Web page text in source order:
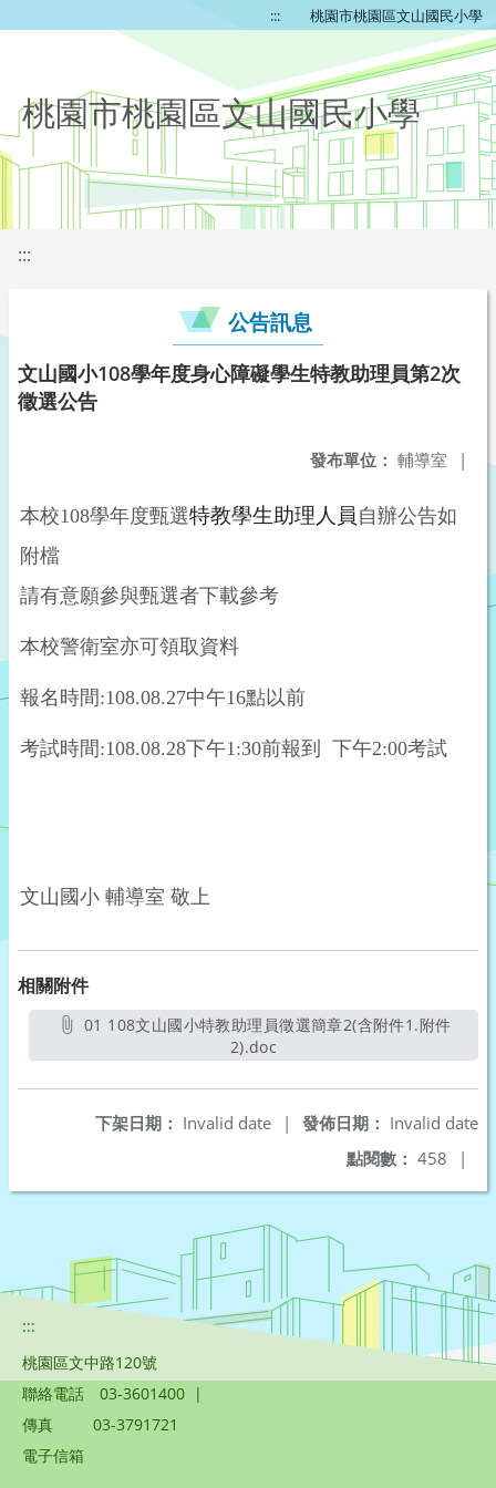
::: 桃園市桃園區文山國民小學
桃園市桃園區文山國民小學
:::
公告訊息
文山國小108學年度身心障礙學生特教助理員第2次
徵選公告
發布單位： 輔導室 |
本校108學年度甄選特教學生助理人員 自辦公告如
附檔
請有意願參與甄選者下載參考
本校警衛室亦可領取資料
報名時間:108.08.27中午16點以前
考試時間:108.08.28下午1:30前報到 下午2:00考試
文山國小 輔導室 敬上
相關附件
2).doc
發佈日期： Invalid date
下架日期： Invalid date
|
點閱數： 458 |
:::
桃園區文中路120號
聯絡電話
03-3601400 |
傳真
03-3791721
電子信箱